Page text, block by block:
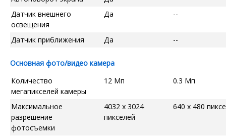
Датчик внешнего
освещения
Да --
Датчик приближения Да --
Основная фото/видео камера
Количество
мегапикселей камеры
12 Мп 0.3 Мп
Максимальное
разрешение
фотосъемки
4032 x 3024
пикселей
640 x 480